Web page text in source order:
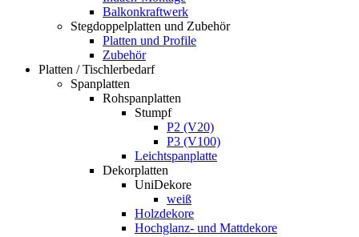
Balkonkraftwerk
Stegdoppelplatten und Zubehör
Platten und Profile
Zubehör
Platten / Tischlerbedarf
Spanplatten
Rohspanplatten
Stumpf
P2 (V20)
P3 (V100)
Leichtspanplatte
Dekorplatten
UniDekore
weiß
Holzdekore
Hochglanz- und Mattdekore